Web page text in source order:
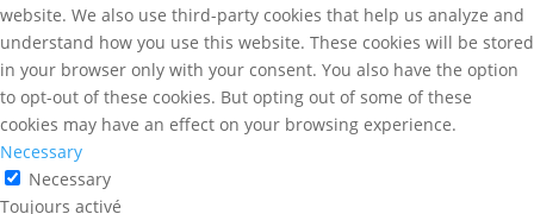
website. We also use third-party cookies that help us analyze and
understand how you use this website. These cookies will be stored
in your browser only with your consent. You also have the option
to opt-out of these cookies. But opting out of some of these
cookies may have an effect on your browsing experience.
Necessary
Necessary
Toujours activé